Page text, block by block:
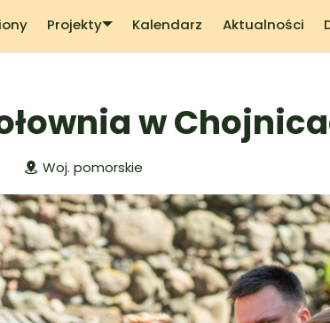
Projekty Kalendarz Aktualności
w
Woj. pomorskie